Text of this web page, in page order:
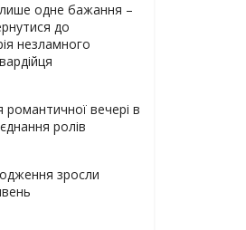
одне бажання –
до
незламного
романтичної вечері в
ролів
зросли